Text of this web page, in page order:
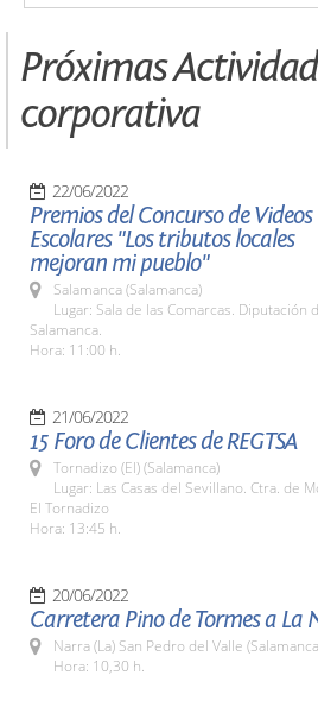
Próximas
corporativa
22/06/2022
Premios del Concurso de Videos
Escolares "Los tributos locales
mejoran mi pueblo"
Salamanca (Salamanca)
Lugar: Sala de las Comarcas. Diputación
Salamanca.
Hora: 11:00 h.
21/06/2022
15 Foro de Clientes de REGTSA
Tornadizo (El) (Salamanca)
Lugar: Las Casas del Sevillano. Ctra. de
El Tornadizo
Hora: 13:45 h.
20/06/2022
Carretera Pino de Tormes a La
Narra (La) San Pedro del Valle
Hora: 10,30 h.